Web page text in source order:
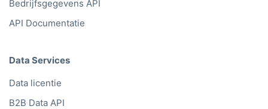
Bedrijfsgegevens API
API Documentatie
Data Services
Data licentie
B2B Data API